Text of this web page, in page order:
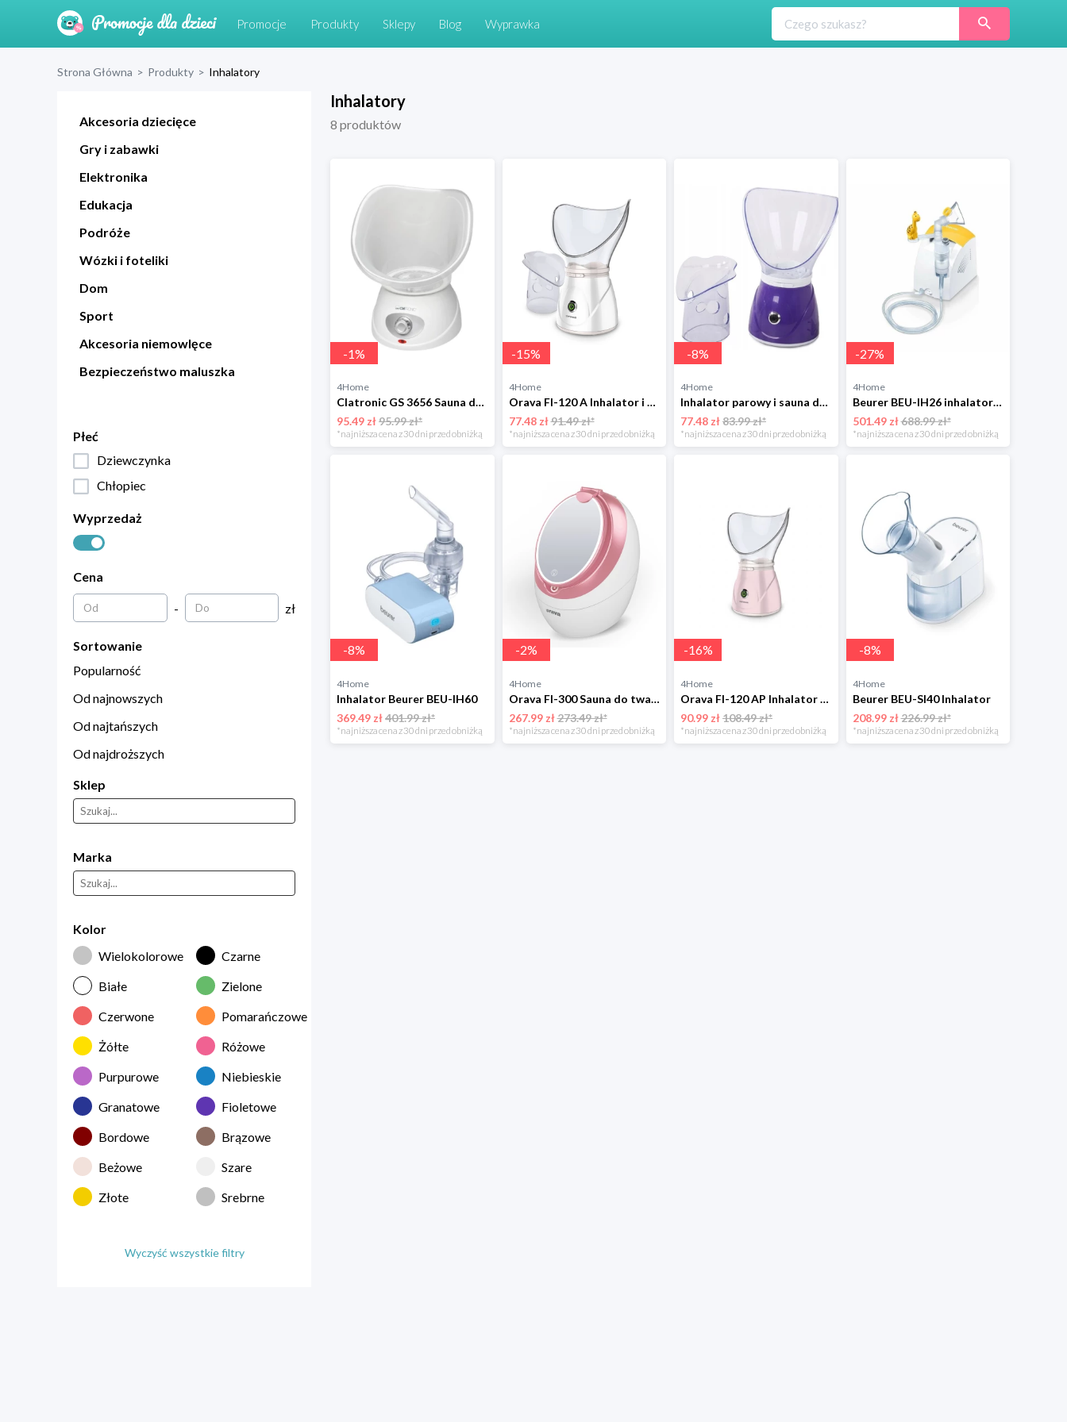
Promocje Produkty Sklepy Blog Wyprawka
Strona Główna > Produkty > Inhalatory
Akcesoria dziecięce
Gry i zabawki
Elektronika
Edukacja
Podróże
Wózki i foteliki
Dom
Sport
Akcesoria niemowlęce
Bezpieczeństwo maluszka
Płeć
Dziewczynka
Chłopiec
Wyprzedaż
Cena
- zł
Sortowanie
Popularność
Od najnowszych
Od najtańszych
Od najdroższych
Sklep
Marka
Kolor
Wielokolorowe
Czarne
Białe
Zielone
Czerwone
Pomarańczowe
Żółte
Różowe
Purpurowe
Niebieskie
Granatowe
Fioletowe
Bordowe
Brązowe
Beżowe
Szare
Złote
Srebrne
Wyczyść wszystkie filtry
Inhalatory
8 produktów
-1%
4Home
Clatronic GS 3656 Sauna do twarzy
95.49 zł95.99 zł*
*najniższa cena z 30 dni przed obniżką
-15%
4Home
Orava FI-120 A Inhalator i sauna do twarzy
77.48 zł91.49 zł*
*najniższa cena z 30 dni przed obniżką
-8%
4Home
Inhalator parowy i sauna do twarzy Purple 4-Home
77.48 zł83.99 zł*
*najniższa cena z 30 dni przed obniżką
-27%
4Home
Beurer BEU-IH26 inhalator dla dzieci
501.49 zł688.99 zł*
*najniższa cena z 30 dni przed obniżką
-8%
4Home
Inhalator Beurer BEU-IH60
369.49 zł401.99 zł*
*najniższa cena z 30 dni przed obniżką
-2%
4Home
Orava FI-300 Sauna do twarzy
267.99 zł273.49 zł*
*najniższa cena z 30 dni przed obniżką
-16%
4Home
Orava FI-120 AP Inhalator i sauna do twarzy
90.99 zł108.49 zł*
*najniższa cena z 30 dni przed obniżką
-8%
4Home
Beurer BEU-SI40 Inhalator
208.99 zł226.99 zł*
*najniższa cena z 30 dni przed obniżką